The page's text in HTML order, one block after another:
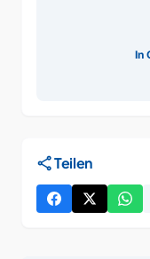
In
shareTeilen